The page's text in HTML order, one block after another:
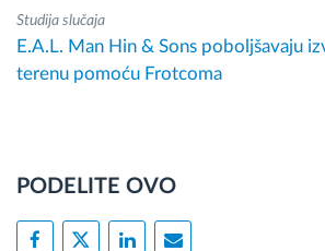
Studija slučaja
E.A.L. Man Hin & Sons poboljšavaju
terenu pomoću Frotcoma
PODELITE OVO